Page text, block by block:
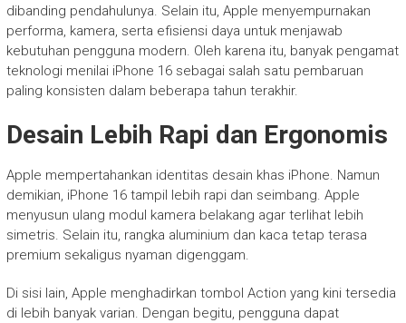
dibanding pendahulunya. Selain itu, Apple menyempurnakan
performa, kamera, serta efisiensi daya untuk menjawab
kebutuhan pengguna modern. Oleh karena itu, banyak pengamat
teknologi menilai iPhone 16 sebagai salah satu pembaruan
paling konsisten dalam beberapa tahun terakhir.
Desain Lebih Rapi dan Ergonomis
Apple mempertahankan identitas desain khas iPhone. Namun
demikian, iPhone 16 tampil lebih rapi dan seimbang. Apple
menyusun ulang modul kamera belakang agar terlihat lebih
simetris. Selain itu, rangka aluminium dan kaca tetap terasa
premium sekaligus nyaman digenggam.
Di sisi lain, Apple menghadirkan tombol Action yang kini tersedia
di lebih banyak varian. Dengan begitu, pengguna dapat